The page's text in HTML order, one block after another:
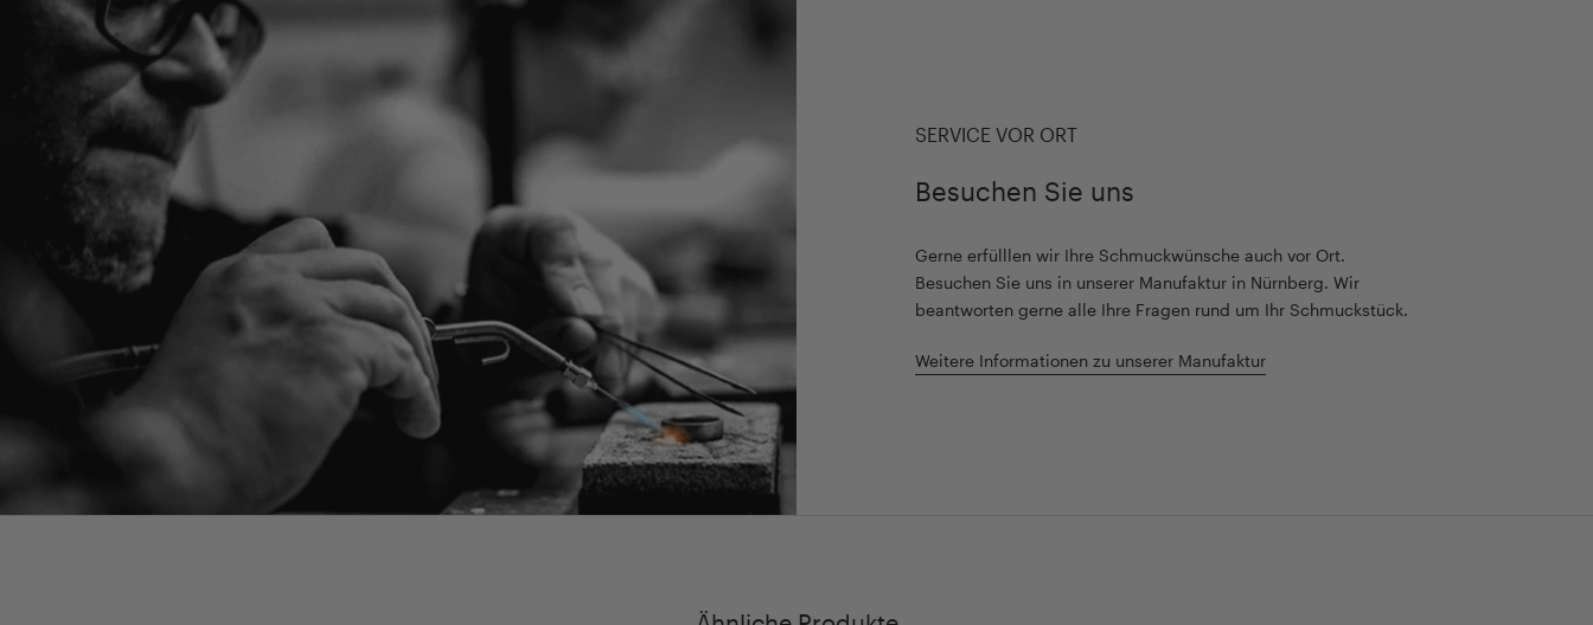
SERVICE VOR ORT
Besuchen Sie uns
Gerne erfülllen wir Ihre Schmuckwünsche auch vor Ort.
Besuchen Sie uns in unserer Manufaktur in Nürnberg. Wir
beantworten gerne alle Ihre Fragen rund um Ihr Schmuckstück.
Weitere Informationen zu unserer Manufaktur